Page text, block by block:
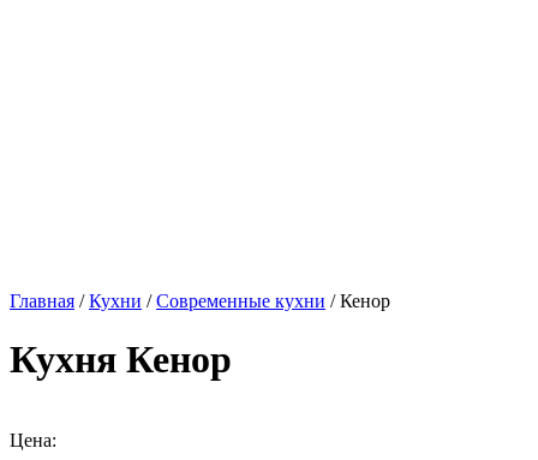
Главная /Кухни /Современные кухни / Кенор
Кухня Кенор
Цена: